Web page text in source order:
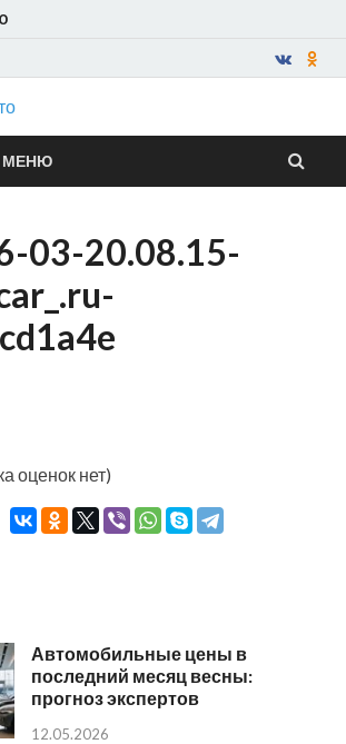
ForPost —
Авто
МЕНЮ
03-20.08.15-
оценок нет)
Автомобильные цены в
последний месяц весны:
прогноз экспертов
12.05.2026